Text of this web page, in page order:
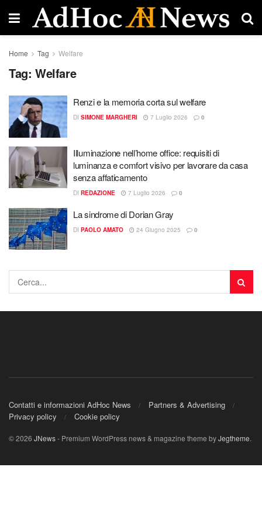
Home Tag Welfare
Tag: Welfare
Renzi e la memoria corta sul welfare
DI SIMONE MARGHERI 7 Luglio 2026 0
Illuminazione nell’home office: requisiti di
luminanza e comfort visivo per lavorare da casa
senza affaticamento
DI REDAZIONE 7 Luglio 2026 0
La sindrome di Dorian Gray
DI PAOLO AMATO 24 Giugno 2025 0
Contatti e informazioni AdHoc News
Partners & Advertising
Privacy policy
Cookie policy
© 2026 JNews- Premium WordPress news & magazine theme byJegtheme.